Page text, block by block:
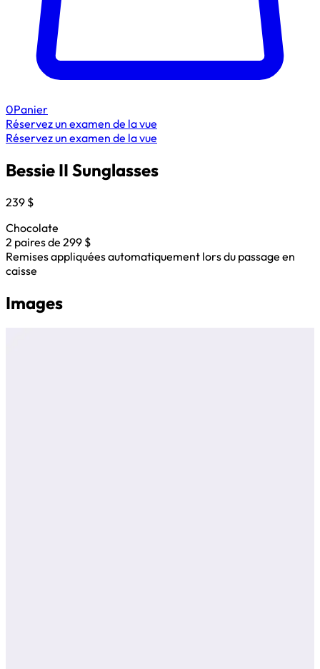
0Panier
Réservez un examen de la vue
Réservez un examen de la vue
Bessie II Sunglasses
239 $
Chocolate
2 paires de 299 $
Remises appliquées automatiquement lors du passage en
caisse
Images